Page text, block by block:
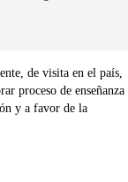
de visita en el país,
proceso de enseñanza
y a favor de la